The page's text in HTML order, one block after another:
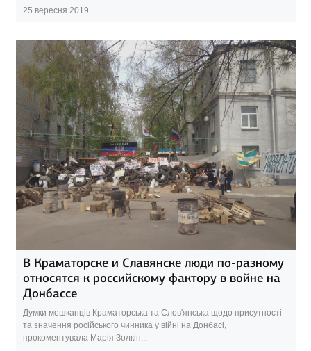
25 вересня 2019
В Краматорске и Славянске люди по-разному
относятся к российскому фактору в войне на
Донбассе
Думки мешканців Краматорська та Слов'янська щодо присутності
та значення російського чинника у війні на Донбасі,
прокоментувала Марія Золкін...